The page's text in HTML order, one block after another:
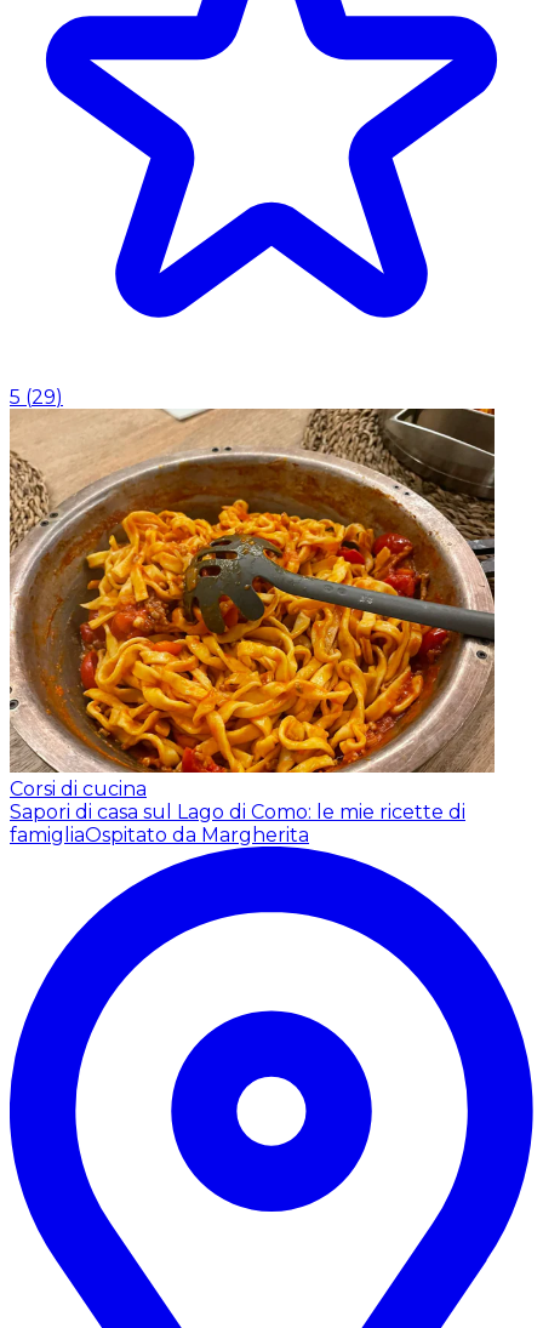
5 (29)
Corsi di cucina
Sapori di casa sul Lago di Como: le mie ricette di
famigliaOspitato da Margherita